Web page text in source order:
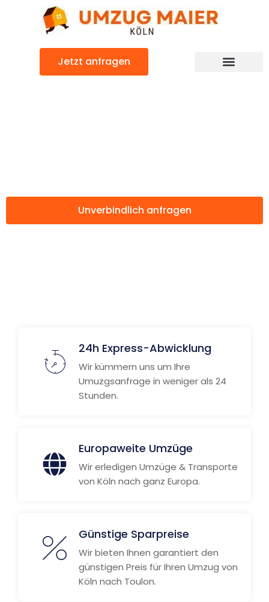
Jetzt anfragen
Unverbindlich anfragen
24h Express-Abwicklung
Wir kümmern uns um Ihre
Umuzgsanfrage in weniger als 24
Stunden.
Europaweite Umzüge
Wir erledigen Umzüge & Transporte
von Köln nach ganz Europa.
Günstige Sparpreise
Wir bieten Ihnen garantiert den
günstigen Preis für Ihren Umzug von
Köln nach Toulon.